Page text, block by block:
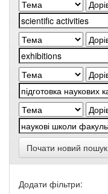
Почати новий пошук
Додати фільтри: